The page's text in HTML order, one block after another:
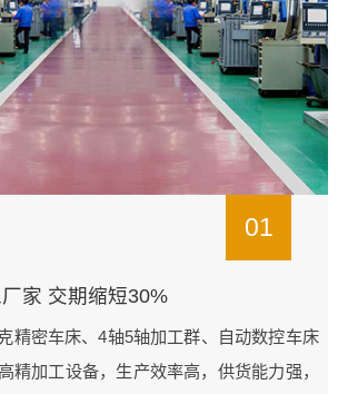
01
家 交期缩短30%
精密车床、4轴5轴加工群、自动数控车床
精加工设备，生产效率高，供货能力强，